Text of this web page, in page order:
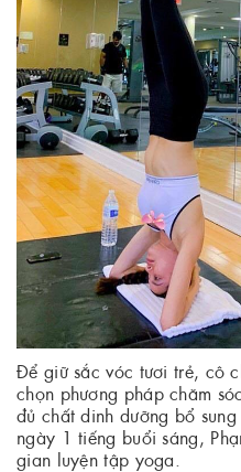
Để giữ sắc vóc tươi trẻ, cô
chọn phương pháp chăm
đủ chất dinh dưỡng bổ
ngày 1 tiếng buổi sáng,
gian luyện tập yoga.